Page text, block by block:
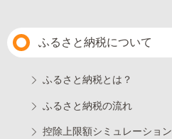
ふるさと納税について
ふるさと納税とは？
ふるさと納税の流れ
控除上限額シミュレーション